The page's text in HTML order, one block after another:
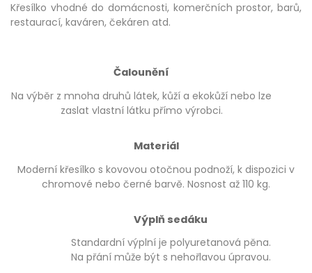
Křesílko vhodné do domácnosti, komerčních prostor, barů,
restaurací, kaváren, čekáren atd.
Čalounění
Na výběr z mnoha druhů látek, kůží a ekokůží nebo lze
zaslat vlastní látku přímo výrobci.
Materiál
Moderní křesílko s kovovou otočnou podnoží, k dispozici v
chromové nebo černé barvě. Nosnost až 110 kg.
Výplň sedáku
Standardní výplní je polyuretanová pěna.
Na přání může být s nehořlavou úpravou.